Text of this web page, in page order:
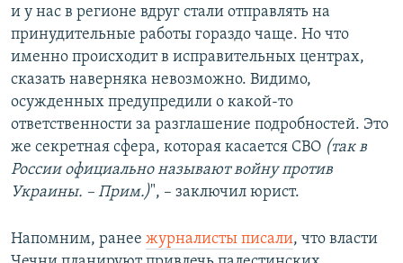
и у нас в регионе вдруг стали отправлять на
принудительные работы гораздо чаще. Но что
именно происходит в исправительных центрах,
сказать наверняка невозможно. Видимо,
осужденных предупредили о какой-то
ответственности за разглашение подробностей. Это
же секретная сфера, которая касается СВО (так в
России официально называют войну против
Украины. – Прим.)", – заключил юрист.
Напомним, ранее журналисты писали, что власти